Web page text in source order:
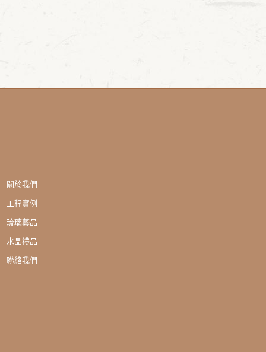
關於我們
工程實例
琉璃藝品
水晶禮品
聯絡我們